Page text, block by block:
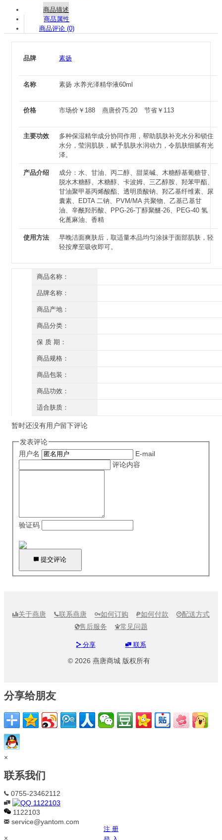
注 册
商品描述
商品属性
商品评论 (0)
品牌 素扬
名称 素扬 水养光泽精华液60ml
价格 市场价 ￥ 188 燕唐价75.20 节省 ￥ 113
主要功效
多种保湿精华成分协同作用，帮助肌肤补充水分和锁住
水分，莹润肌肤，赋予肌肤水润动力，令肌肤细腻有光
泽。
产品介绍
成分：水、甘油、丙二醇、甜菜碱、木糖醇基葡糖苷、
脱水木糖醇、木糖醇、卡波姆、三乙醇胺、羟苯甲酯、
甘油聚甲基丙烯酸酯、透明质酸钠、羟乙基纤维素、尿
囊素、EDTA 二钠、PVM/MA 共聚物、乙基己基甘
油、辛酰羟肟酸、PPG-26-丁醇聚醚-26、PEG-40 氢
化蓖麻油、香精
使用方法
早晚洁面爽肤后，取适量本品均匀涂抹于面部肌肤，轻
轻按摩至吸收即可。
商品名称：
素扬 水养光泽精华液60ml
品牌名称：
素扬
商品产地：
广州
商品分类：
精华
保 质 期：
三年（开封后一年）
商品规格：
60ml
商品包装：
有外盒/有塑封
商品功效：
补水保湿 提亮肤色
适合肤质：
干性肌肤 中性肌肤 混合性肌肤 油性肌肤 敏感肌肤
暂时还没有用户留下评论
发表评论
用户名
E-mail
评论内容
验证码
 提交评论
关于燕唐 联系燕唐 如何订购 如何付款 配送方式
售后服务 常见问题
分享 联系
© 2026 燕唐商城 版权所有
分享给朋友
×
联系我们
 0755-23462112

1122103
1122103
 service@yantom.com
×